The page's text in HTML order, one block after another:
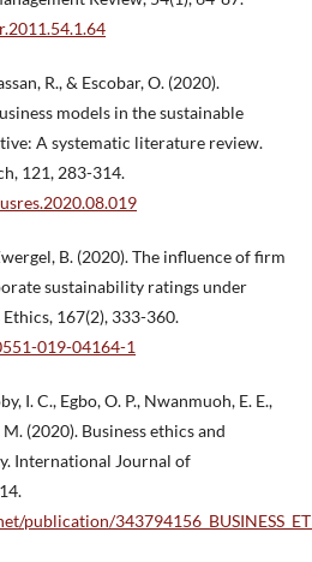
R., & Escobar, O. (2020).
models in the sustainable
A systematic literature review.
121, 283-314.
B. (2020). The influence of firm
sustainability ratings under
167(2), 333-360.
019-04164-1
I. C., Egbo, O. P., Nwanmuoh, E. E.,
(2020). Business ethics and
International Journal of
publication/